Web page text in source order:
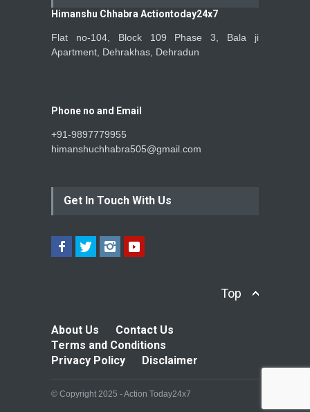
Himanshu Chhabra Actiontoday24x7
Flat no-104, Block 109 Phase 3, Bala ji
Apartment, Dehrakhas, Dehradun
Phone no and Email
+91-9897779955
himanshuchhabra505@gmail.com
Get In Touch With Us
Top
About Us
Contact Us
Terms and Conditions
Privacy Policy
Disclaimer
© Copyright 2025 - Action Today24x7